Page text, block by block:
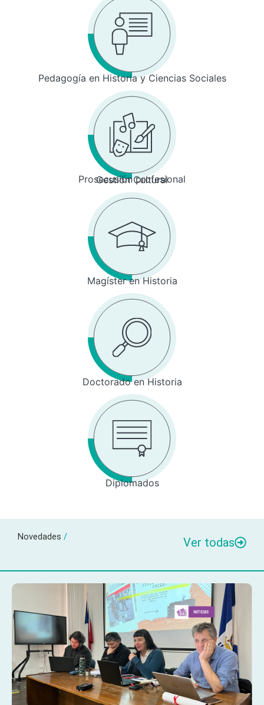
Pedagogía en Historia y Ciencias Sociales
Prosecusión profesional
Gestión Cultural
Magíster en Historia
Doctorado en Historia
Diplomados
Novedades / Ver todas